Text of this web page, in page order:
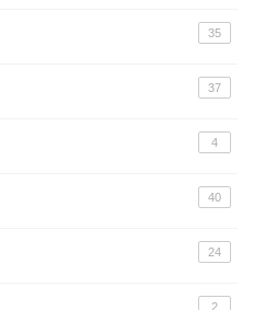
35
37
4
40
24
2